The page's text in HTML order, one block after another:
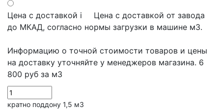
Цена с доставкой i
Цена с доставкой от завода
до МКАД, согласно нормы загрузки в машине м3.
Информацию о точной стоимости товаров и цены
на доставку уточняйте у менеджеров магазина. 6
800 руб за м3
кратно поддону 1,5 м3